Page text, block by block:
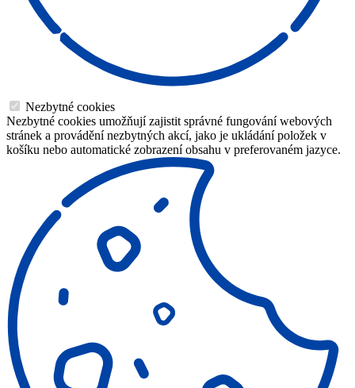
Nezbytné cookies
Nezbytné cookies umožňují zajistit správné fungování webových
stránek a provádění nezbytných akcí, jako je ukládání položek v
košíku nebo automatické zobrazení obsahu v preferovaném jazyce.